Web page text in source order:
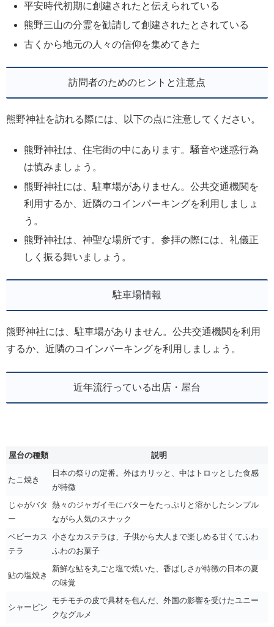
平安時代初期に創建されたと伝えられている
熊野三山の分霊を勧請して創建されたとされている
古くから地元の人々の信仰を集めてきた
訪問者のためのヒントと注意点
熊野神社を訪れる際には、以下の点に注意してください。
熊野神社は、住宅街の中にあります。騒音や迷惑行為
は慎みましょう。
熊野神社には、駐車場がありません。公共交通機関を
利用するか、近隣のコインパーキングを利用しましょ
う。
熊野神社は、神聖な場所です。参拝の際には、礼儀正
しく振る舞いましょう。
駐車場情報
熊野神社には、駐車場がありません。公共交通機関を利用
するか、近隣のコインパーキングを利用しましょう。
近年流行っている出店・屋台
屋台の種類 説明
たこ焼き
日本の祭りの定番。外はカリッと、中はトロッとした食感
が特徴
じゃがバタ
ー
熱々のジャガイモにバターをたっぷりと溶かしたシンプル
ながら人気のスナック
ベビーカス
テラ
小さなカステラは、子供から大人まで楽しめる甘くてふわ
ふわのお菓子
鮎の塩焼き
新鮮な鮎を丸ごと塩で焼いた、香ばしさが特徴の日本の夏
の味覚
シャーピン
モチモチの皮で具材を包んだ、外国の影響を受けたユニー
クなグルメ